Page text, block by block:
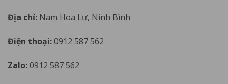
Địa chỉ: Nam Hoa Lư, Ninh Bình
Điện thoại:0912 587 562
Zalo:0912 587 562